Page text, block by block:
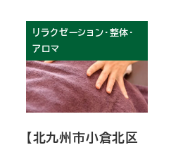
リラクゼーション・整体・
アロマ
【北九州市小倉北区